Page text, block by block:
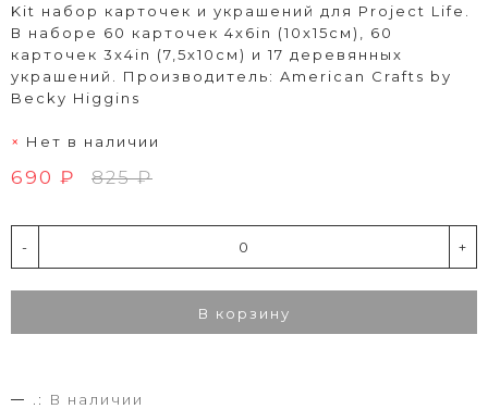
Kit набор карточек и украшений для Project Life.
В наборе 60 карточек 4х6in (10х15см), 60
карточек 3х4in (7,5х10см) и 17 деревянных
украшений. Производитель: American Crafts by
Becky Higgins
Нет в наличии
690 ₽ 825 ₽
- +
В корзину
.:
В наличии